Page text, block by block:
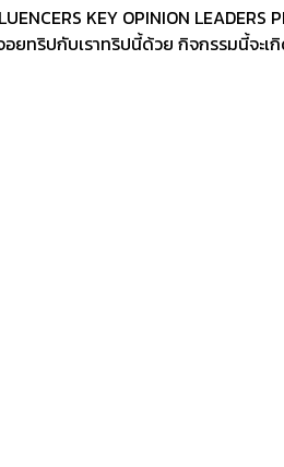
KEY OPINION LEADERS
ยทริปกับเราทริปนี้ด้วย กิจกรรมนี้จะเ